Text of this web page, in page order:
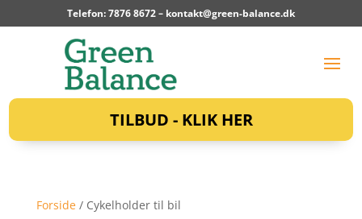
Telefon: 7876 8672 – kontakt@green-balance.dk
TILBUD - KLIK HER
Forside/ Cykelholder til bil